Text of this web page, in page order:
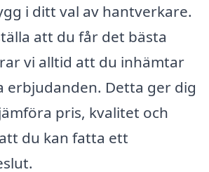
i ditt val av hantverkare.
att du får det bästa
vi alltid att du inhämtar
erbjudanden. Detta ger dig
pris, kvalitet och
du kan fatta ett